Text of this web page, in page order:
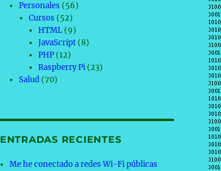
Personales (56)
Cursos (52)
HTML(9)
JavaScript(8)
PHP(12)
Raspberry Pi(23)
Salud (70)
ENTRADAS RECIENTES
Me he conectado a redes Wi-Fi públicas